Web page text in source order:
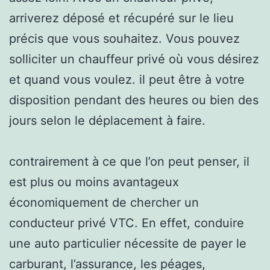
arriverez déposé et récupéré sur le lieu
précis que vous souhaitez. Vous pouvez
solliciter un chauffeur privé où vous désirez
et quand vous voulez. il peut être à votre
disposition pendant des heures ou bien des
jours selon le déplacement à faire.
contrairement à ce que l’on peut penser, il
est plus ou moins avantageux
économiquement de chercher un
conducteur privé VTC. En effet, conduire
une auto particulier nécessite de payer le
carburant, l’assurance, les péages,